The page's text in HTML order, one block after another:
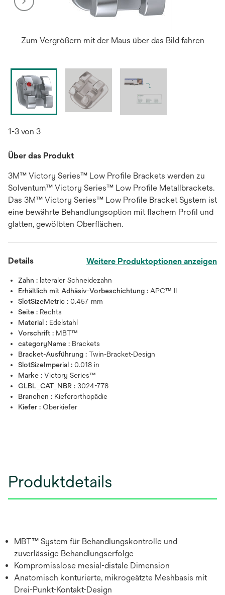
Zum Vergrößern mit der Maus über das Bild fahren
1-3 von 3
Über das Produkt
3M™ Victory Series™ Low Profile Brackets werden zu
Solventum™ Victory Series™ Low Profile Metallbrackets.
Das 3M™ Victory Series™ Low Profile Bracket System ist
eine bewährte Behandlungsoption mit flachem Profil und
glatten, gewölbten Oberflächen.
Details Weitere Produktoptionen anzeigen
Zahn : lateraler Schneidezahn
Erhältlich mit Adhäsiv-Vorbeschichtung : APC™ II
SlotSizeMetric : 0.457 mm
Seite : Rechts
Material : Edelstahl
Vorschrift : MBT™
categoryName : Brackets
Bracket-Ausführung : Twin-Bracket-Design
SlotSizeImperial : 0.018 in
Marke : Victory Series™
GLBL_CAT_NBR : 3024-778
Branchen : Kieferorthopädie
Kiefer : Oberkiefer
Produktdetails
MBT™ System für Behandlungskontrolle und
zuverlässige Behandlungserfolge
Kompromisslose mesial-distale Dimension
Anatomisch konturierte, mikrogeätzte Meshbasis mit
Drei-Punkt-Kontakt-Design